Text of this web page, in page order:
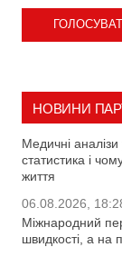
НОВИНИ
Медичні
статистика і
життя
06.08.2026,
Міжнародний
швидкості, а на